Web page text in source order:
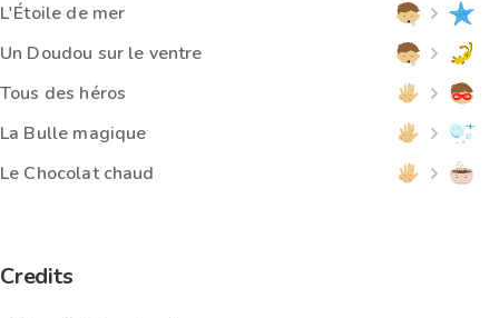
L'Étoile de mer
Un Doudou sur le ventre
Tous des héros
La Bulle magique
Le Chocolat chaud
Credits